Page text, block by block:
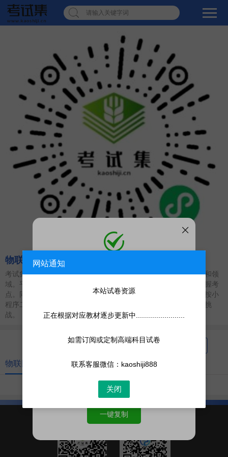
请输入关键字词
物联网工程
考试集网涵盖专升本、考研、职业资格、公务员考试等多个层级和领
域。平台收录海量高质量试卷，助力用户洞悉考试趋势，精准把握考
点。同时，考试集网提供便捷的手机刷题体验，微信扫一扫或长按小
程序二维码，即刻手机刷题，助您高效备考，轻松应对各类考试挑
战。
最新
物联网工程
共 0页0 条
网站通知
本站试卷资源
正在根据对应教材逐步更新中........................
如需订阅或定制高端科目试卷
联系客服微信：kaoshiji888
关闭
添加客服为微信好友，人工处理更快
一键复制